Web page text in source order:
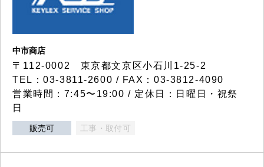
中市商店
〒112-0002 東京都文京区小石川1-25-2
TEL：03-3811-2600 / FAX：03-3812-4090
営業時間：7:45〜19:00 / 定休日：日曜日・祝祭
日
販売可 工事・取付可